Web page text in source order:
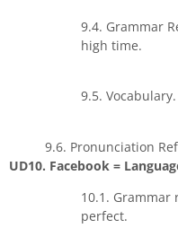
9.4. Grammar
high time.
9.5.
9.6. Pronunciation
UD10. Facebook =
10.1. Grammar
perfect.